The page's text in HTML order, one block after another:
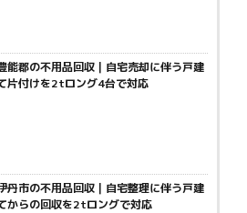
能郡の不用品回収｜自宅売却に伴う戸建
片付けを2tロング4台で対応
丹市の不用品回収｜自宅整理に伴う戸建
からの回収を2tロングで対応